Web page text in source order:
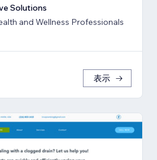
Solutions
and Wellness Professionals
表示